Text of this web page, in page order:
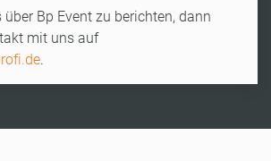
über Bp Event zu berichten, dann
mit uns auf
.